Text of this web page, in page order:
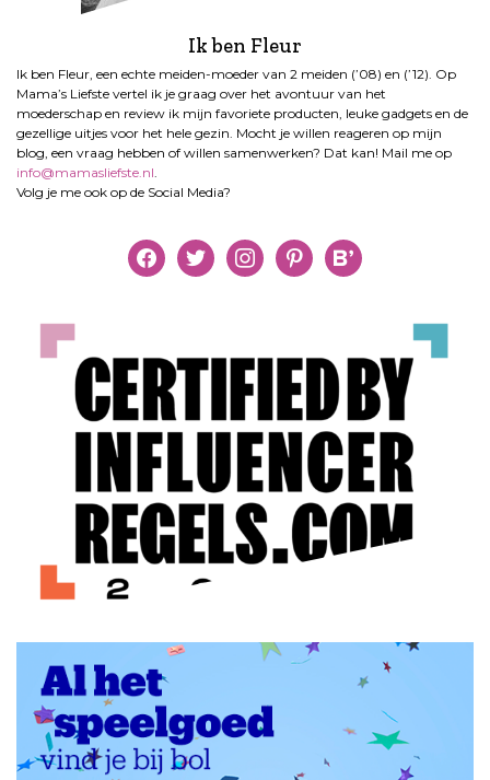
Ik ben Fleur
Ik ben Fleur, een echte meiden-moeder van 2 meiden (’08) en (’12). Op
Mama’s Liefste vertel ik je graag over het avontuur van het
moederschap en review ik mijn favoriete producten, leuke gadgets en de
gezellige uitjes voor het hele gezin. Mocht je willen reageren op mijn
blog, een vraag hebben of willen samenwerken? Dat kan! Mail me op
info@mamasliefste.nl.
Volg je me ook op de Social Media?
facebooktwitter instagrampinterestbloglovin